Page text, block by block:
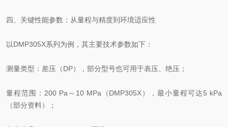
四、关键性能参数：从量程与精度到环境适应性
以DMP305X系列为例，其主要技术参数如下：
测量类型：差压（DP），部分型号也可用于表压、绝压；
量程范围：200 Pa～10 MPa（DMP305X），最小量程可达5 kPa
（部分资料）；